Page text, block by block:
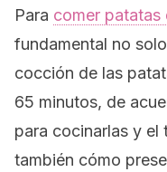
Para comer patatas
fundamental no
cocción de las
65 minutos, de
para cocinarlas y
también cómo